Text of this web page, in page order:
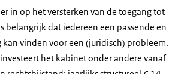
in op het versterken van de toegang tot
belangrijk dat iedereen een passende en
kan vinden voor een (juridisch) probleem.
het kabinet onder andere vanaf